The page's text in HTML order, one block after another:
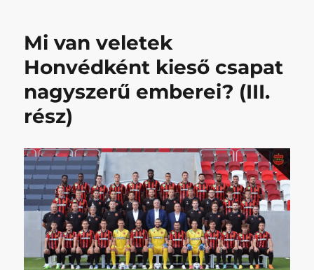
Mi van veletek
Honvédként kieső csapat
nagyszerű emberei? (III.
rész)